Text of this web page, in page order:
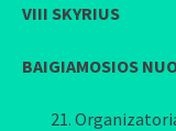
VIII SKYRIUS
BAIGIAMOSIOS